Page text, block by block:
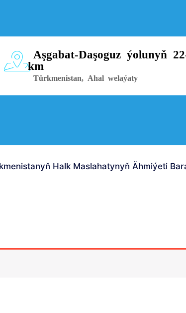
Aşgabat-Daşoguz ýolunyň
km
Türkmenistan, Ahal welaýaty
Halk Maslahatynyň Ähmiýeti